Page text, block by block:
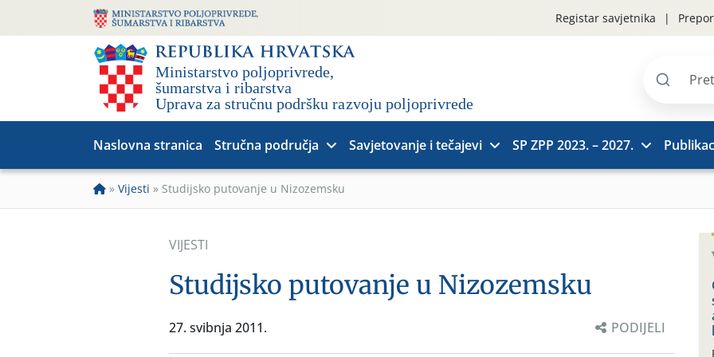
Registar savjetnika
Pretraži
Naslovna stranica Stručna područja Savjetovanje i tečajevi SP ZPP 2023. – 2027.
» Vijesti » Studijsko putovanje u Nizozemsku
VIJESTI
Studijsko putovanje u Nizozemsku
27. svibnja 2011. PODIJELI